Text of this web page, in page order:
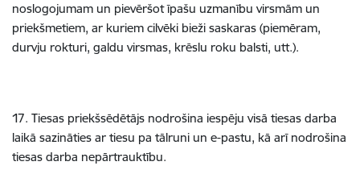
noslogojumam un pievēršot īpašu uzmanību virsmām un
priekšmetiem, ar kuriem cilvēki bieži saskaras (piemēram,
durvju rokturi, galdu virsmas, krēslu roku balsti, utt.).
17. Tiesas priekšsēdētājs nodrošina iespēju visā tiesas darba
laikā sazināties ar tiesu pa tālruni un e-pastu, kā arī nodrošina
tiesas darba nepārtrauktību.